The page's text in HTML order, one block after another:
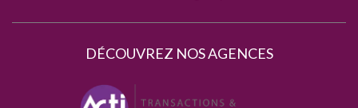
DÉCOUVREZ NOS AGENCES